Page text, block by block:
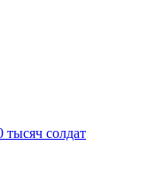
солдат